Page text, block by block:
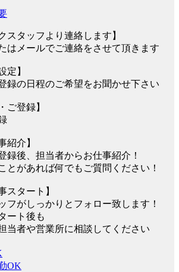
スタッフより連絡します】
はメールでご連絡をさせて頂きます
定】
録の日程のご希望をお聞かせ下さい
ご登録】
紹介】
録後、担当者からお仕事紹介！
とがあれば何でもご質問ください！
スタート】
フがしっかりとフォロー致します！
ート後も
当者や営業所に相談してください
OK